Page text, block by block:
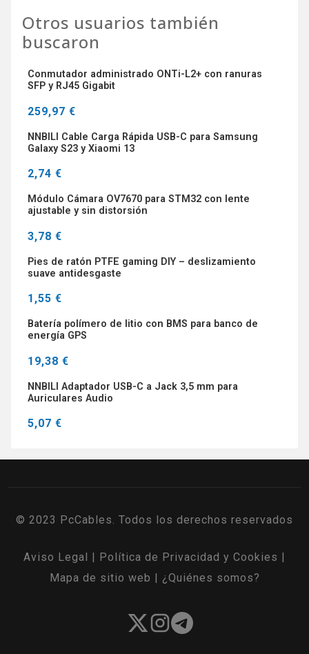
Otros usuarios también
buscaron
Conmutador administrado ONTi-L2+ con ranuras
SFP y RJ45 Gigabit
259,97 €
NNBILI Cable Carga Rápida USB-C para Samsung
Galaxy S23 y Xiaomi 13
2,74 €
Módulo Cámara OV7670 para STM32 con lente
ajustable y sin distorsión
3,78 €
Pies de ratón PTFE gaming DIY – deslizamiento
suave antidesgaste
1,55 €
Batería polímero de litio con BMS para banco de
energía GPS
19,38 €
NNBILI Adaptador USB-C a Jack 3,5 mm para
Auriculares Audio
5,07 €
© 2023 PcCables. Todos los derechos reservados
Aviso Legal Política de Privacidad y Cookies
Mapa de sitio web
¿Quiénes somos?